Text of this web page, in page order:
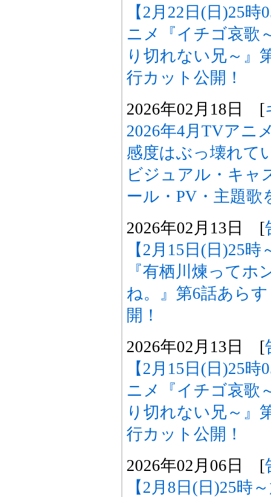
【2月22日(日)25
ニメ『イチゴ哀歌
り切れない兄～
行カット公開！
2026年02月18日 [
2026年4月TVアニ
感度はぶっ壊れて
ビジュアル・キャ
ール・PV・主題歌
2026年02月13日 [
【2月15日(日)25
『有栖川煉ってホ
ね。』第6話あら
開！
2026年02月13日 [
【2月15日(日)25
ニメ『イチゴ哀歌
り切れない兄～
行カット公開！
2026年02月06日 [
【2月8日(日)25時